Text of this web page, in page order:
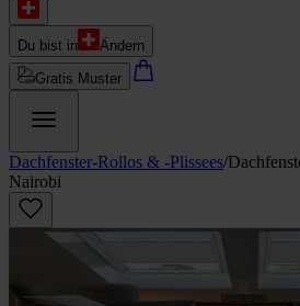
Du bist in
Ändern
Gratis Muster
Dachfenster-Rollos & -Plissees/
Nairobi